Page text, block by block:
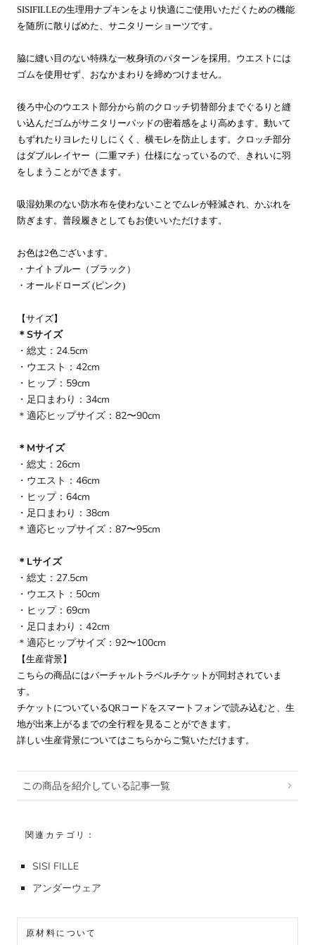
SISIFILLEの生理用ナプキンをより快適にご使用いただくための機能
を随所に散りばめた、サニタリーショーツです。
脇に縫い目のない特殊な一枚身頃のパターンを採用。ウエストには
ゴムを使用せず、おなかまわりを締めつけません。
後ろ中心のウエスト部分から前のクロッチ切替部分までぐるりと縫
い込んだゴムがサニタリーパッドの密着感をより高めます。動いて
もずれたりヨレたりしにくく、横モレを防止します。クロッチ部分
はダブルレイヤー（二重マチ）仕様になっているので、きれいに羽
をしまうことができます。
吸湿効果のない防水布を使わないことでムレが軽減され、かぶれを
防ぎます。普段履きとしてもお使いいただけます。
お色は2色ございます。
・ナイトブルー（ブラック ）
・オールドローズ (ピンク)
【サイズ】
＊Sサイズ
・総丈：24.5cm
・ウエスト：42cm
・ヒップ：59cm
・足口まわり：34cm
＊適応ヒップサイズ：82〜90cm
＊Mサイズ
・総丈：26cm
・ウエスト：46cm
・ヒップ：64cm
・足口まわり：38cm
＊適応ヒップサイズ：87〜95cm
＊Lサイズ
・総丈：27.5cm
・ウエスト：50cm
・ヒップ：69cm
・足口まわり：42cm
＊適応ヒップサイズ：92〜100cm
【生産背景】
こちらの商品にはバーチャルトラベルチケットが同封されていま
す。
チケットについているQRコードをスマートフォンで読み込むと、生
地が出来上がるまでの全行程を見ることができます。
詳しい生産背景についてはこちらからご覧いただけます。
この商品を紹介している記事一覧
関連カテゴリ：
SISI FILLE
アンダーウェア
原材料について